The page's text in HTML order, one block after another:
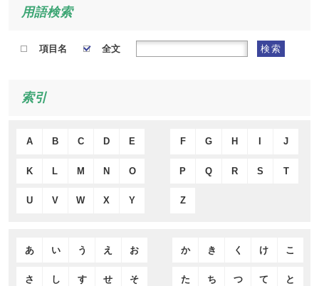
用語検索
項目名 全文 検索
索引
A B C D E F G H J
K L M N O P Q R S T
U V W X Y Z
あ い う え お か き く け こ
さ し す せ そ た ち つ て と